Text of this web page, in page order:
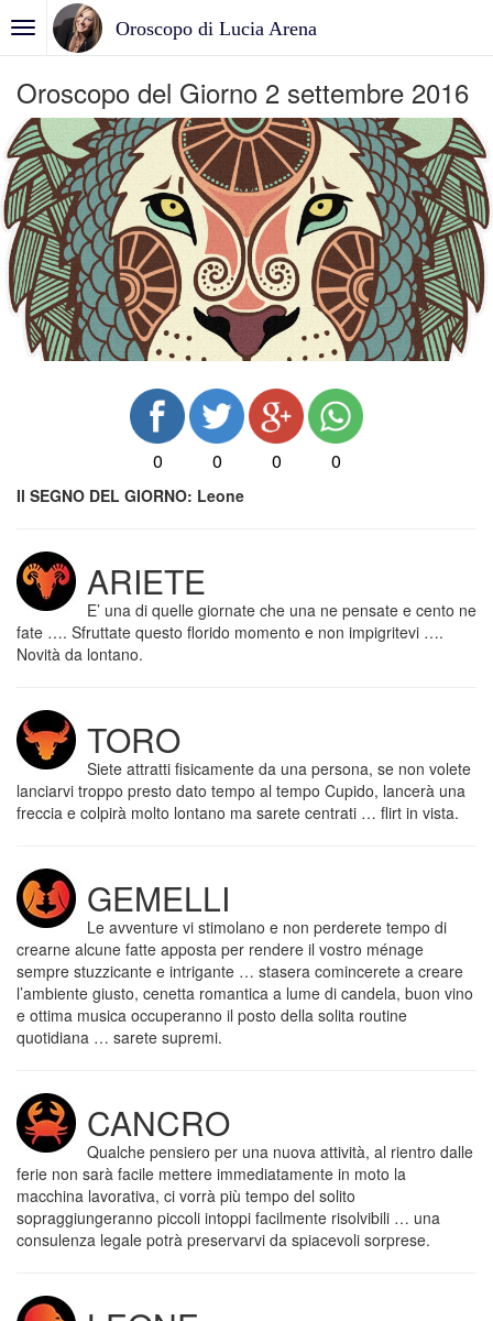
Oroscopo di Lucia Arena
Oroscopo del Giorno 2 settembre 2016
0 0 0 0
Il SEGNO DEL GIORNO: Leone
ARIETE
E’ una di quelle giornate che una ne pensate e cento ne
fate …. Sfruttate questo florido momento e non impigritevi ….
Novità da lontano.
TORO
Siete attratti fisicamente da una persona, se non volete
lanciarvi troppo presto dato tempo al tempo Cupido, lancerà una
freccia e colpirà molto lontano ma sarete centrati … flirt in vista.
GEMELLI
Le avventure vi stimolano e non perderete tempo di
crearne alcune fatte apposta per rendere il vostro ménage
sempre stuzzicante e intrigante … stasera comincerete a creare
l’ambiente giusto, cenetta romantica a lume di candela, buon vino
e ottima musica occuperanno il posto della solita routine
quotidiana … sarete supremi.
CANCRO
Qualche pensiero per una nuova attività, al rientro dalle
ferie non sarà facile mettere immediatamente in moto la
macchina lavorativa, ci vorrà più tempo del solito
sopraggiungeranno piccoli intoppi facilmente risolvibili … una
consulenza legale potrà preservarvi da spiacevoli sorprese.